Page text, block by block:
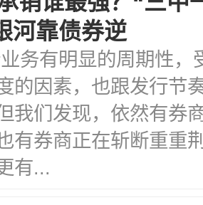
河靠债券逆
务有明显的周期性
的因素，也跟发行节
我们发现，依然有券
有券商正在斩断重重
有...